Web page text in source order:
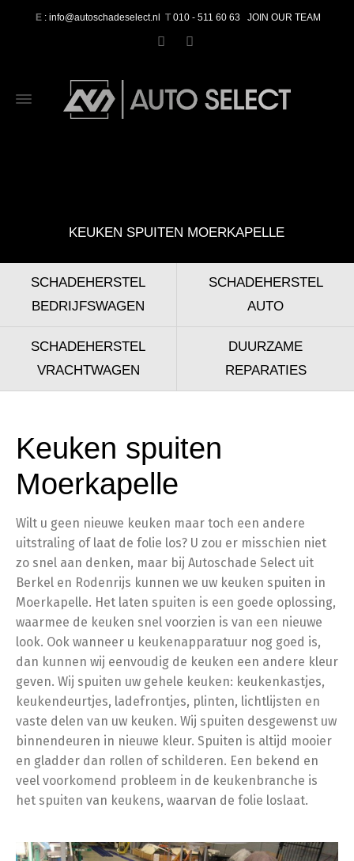
E : info@autoschadeselect.nl T 010 - 511 60 63 JOIN OUR TEAM
KEUKEN SPUITEN MOERKAPELLE
SCHADEHERSTEL
BEDRIJFSWAGEN
SCHADEHERSTEL
AUTO
SCHADEHERSTEL
VRACHTWAGEN
DUURZAME
REPARATIES
Keuken spuiten
Moerkapelle
Wilt u geen nieuwe keuken maar toch een andere
uitstraling of laat de folie los? U zou er misschien niet
zo snel aan denken, maar bij Autoschade Select uit
Berkel en Rodenrijs kunnen we uw keuken spuiten in
Moerkapelle. Het laten spuiten is een goede oplossing,
waarmee de keuken snel voorzien is van een nieuwe
look. Ook wanneer u keukenapparatuur nog goed is,
dan kunnen wij eenvoudig de keuken een andere kleur
geven. Wij spuiten uw gehele keuken: keukenkastjes,
keukendeurtjes, ladefrontjes, plinten, lichtlijsten en
vaste delen van uw keuken. Wij spuiten desgewenst uw
binnendeuren in nieuwe kleur. Spuiten is altijd mooier
en gladder dan rollen of schilderen. Een bekend en
veel voorkomend probleem in de keukenbranche is
het spuiten van keukens, waarvan de folie loslaat.